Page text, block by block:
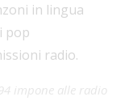
in lingua
pop
radio.
impone alle radio